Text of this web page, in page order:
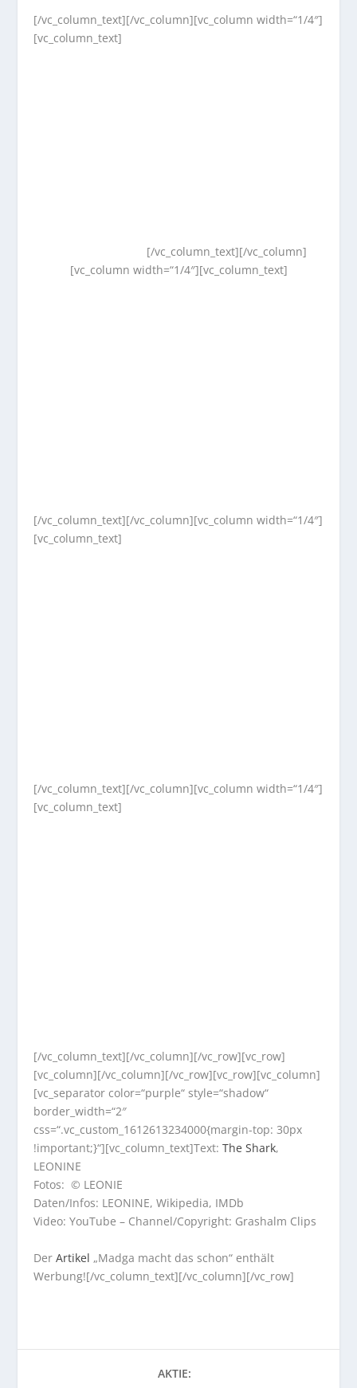
[/vc_column_text][/vc_column][vc_column width=“1/4″]
[vc_column_text]
[/vc_column_text][/vc_column]
[vc_column width=“1/4″][vc_column_text]
[/vc_column_text][/vc_column][vc_column width=“1/4″]
[vc_column_text]
[/vc_column_text][/vc_column][vc_column width=“1/4″]
[vc_column_text]
[/vc_column_text][/vc_column][/vc_row][vc_row]
[vc_column][/vc_column][/vc_row][vc_row][vc_column]
[vc_separator color=“purple“ style=“shadow“
border_width=“2″
css=“.vc_custom_1612613234000{margin-top: 30px
!important;}“][vc_column_text]Text:The Shark,
LEONINE
Fotos: © LEONIE
Daten/Infos: LEONINE, Wikipedia, IMDb
Video: YouTube – Channel/Copyright: Grashalm Clips
DerArtikel „Madga macht das schon“ enthält
Werbung![/vc_column_text][/vc_column][/vc_row]
AKTIE: